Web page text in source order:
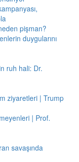
pişman?
duygularını
ruh hali: Dr.
ziyaretleri | Trump
| Prof.
savaşında